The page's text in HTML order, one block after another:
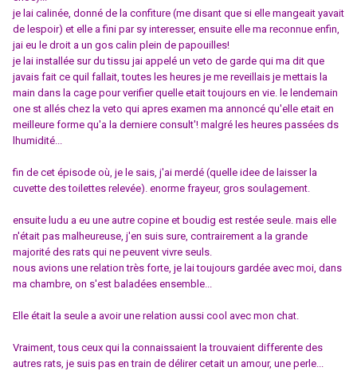
je lai calinée, donné de la confiture (me disant que si elle mangeait yavait
de lespoir) et elle a fini par sy interesser, ensuite elle ma reconnue enfin,
jai eu le droit a un gos calin plein de papouilles!
je lai installée sur du tissu jai appelé un veto de garde qui ma dit que
javais fait ce quil fallait, toutes les heures je me reveillais je mettais la
main dans la cage pour verifier quelle etait toujours en vie. le lendemain
one st allés chez la veto qui apres examen ma annoncé qu'elle etait en
meilleure forme qu'a la derniere consult'! malgré les heures passées ds
lhumidité...
fin de cet épisode où, je le sais, j'ai merdé (quelle idee de laisser la
cuvette des toilettes relevée). enorme frayeur, gros soulagement.
ensuite ludu a eu une autre copine et boudig est restée seule. mais elle
n'était pas malheureuse, j'en suis sure, contrairement a la grande
majorité des rats qui ne peuvent vivre seuls.
nous avions une relation très forte, je lai toujours gardée avec moi, dans
ma chambre, on s'est baladées ensemble...
Elle était la seule a avoir une relation aussi cool avec mon chat.
Vraiment, tous ceux qui la connaissaient la trouvaient differente des
autres rats, je suis pas en train de délirer cetait un amour, une perle...